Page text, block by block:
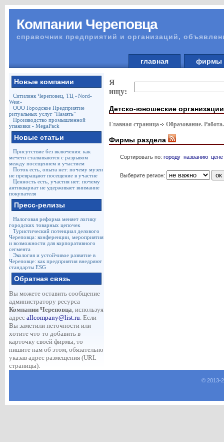
Компании Череповца
справочник предприятий и организаций,
главная
Новые компании
Ситилинк Череповец, ТЦ «Nord-
West»
ООО Городское Предприятие
ритуальных услуг "Память"
Производство промышленной
упаковки - MegaPack
Новые статьи
Присутствие без включения: как
мечети сталкиваются с разрывом
между посещением и участием
Поток есть, опыта нет: почему музеи
не превращают посещение в участие
Ценность есть, участия нет: почему
антиквариат не удерживает внимание
покупателя
Пресс-релизы
Налоговая реформа меняет логику
городских товарных цепочек
Туристический потенциал делового
Череповца: конференции, мероприятия
и возможности для корпоративного
сегмента
Экология и устойчивое развитие в
Череповце: как предприятия внедряют
стандарты ESG
Обратная связь
Вы можете оставить сообщение
администратору ресурса
Компании Череповца, используя
адрес allcompany@list.ru. Если
Вы заметили неточности или
хотите что-то добавить в
карточку своей фирмы, то
пишите нам об этом, обязательно
указав адрес размещения (URL
страницы).
Я
ищу:
Детско-юношеские
Главная страница Образование.
Фирмы раздела
Сортировать по: городу названию цене
Выберите регион:
© 2013-